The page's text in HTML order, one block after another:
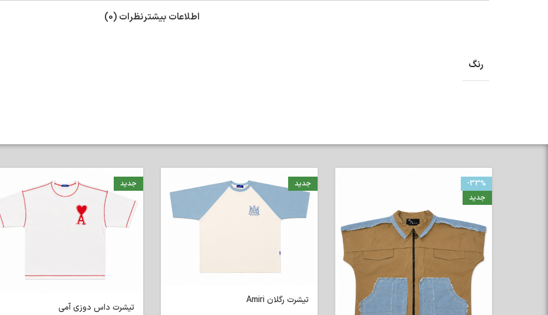
اطلاعات بیشترنظرات (0)
رنگ
-33%
جدید
جدید
تیشرت رگلان Amiri
جدید
تیشرت داس دوزی آمی